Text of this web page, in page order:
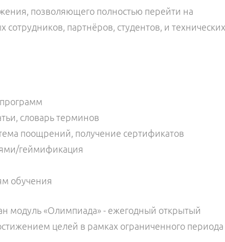
позволяющего полностью перейти на
партнёров, студентов, и технических
словарь терминов
поощрений, получение сертификатов
геймификация
обучения
модуль «Олимпиада» - ежегодный открытый
целей в рамках ограниченного периода